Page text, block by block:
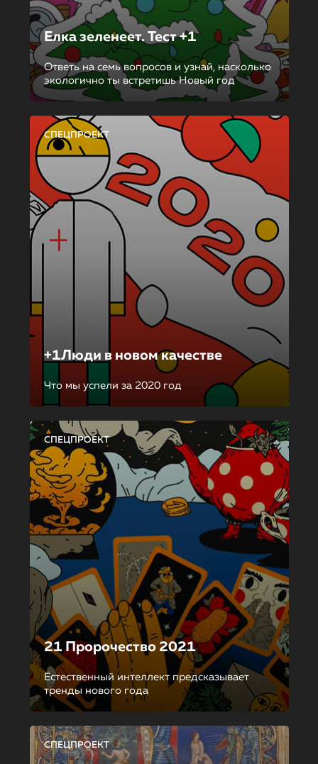
Елка зеленеет. Тест +1
Ответь на семь вопросов и узнай, насколько
экологично ты встретишь Новый год
СПЕЦПРОЕКТ
+1Люди в новом качестве
Что мы успели за 2020 год
СПЕЦПРОЕКТ
21 Пророчество 2021
Естественный интеллект предсказывает
тренды нового года
СПЕЦПРОЕКТ